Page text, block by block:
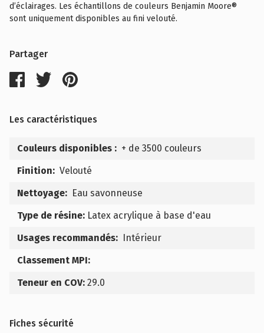
d’éclairages. Les échantillons de couleurs Benjamin Moore®
sont uniquement disponibles au fini velouté.
Partager
Les caractéristiques
Couleurs disponibles : + de 3500 couleurs
Finition: Velouté
Nettoyage: Eau savonneuse
Type de résine: Latex acrylique à base d'eau
Usages recommandés: Intérieur
Classement MPI:
Teneur en COV: 29.0
Fiches sécurité